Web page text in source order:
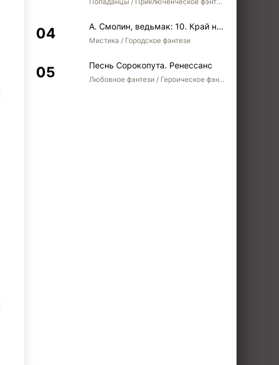
А. Смолин, ведьмак: 10. Край неба
Мистика / Городское фэнтези
Песнь Сорокопута. Ренессанс
Любовное фэнтези / Героическое фэнтези